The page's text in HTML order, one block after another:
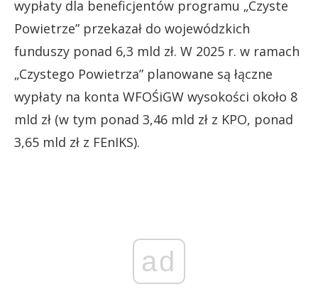
wypłaty dla beneficjentów programu „Czyste
Powietrze” przekazał do wojewódzkich
funduszy ponad 6,3 mld zł. W 2025 r. w ramach
„Czystego Powietrza” planowane są łączne
wypłaty na konta WFOŚiGW wysokości około 8
mld zł (w tym ponad 3,46 mld zł z KPO, ponad
3,65 mld zł z FEnIKS).
ad